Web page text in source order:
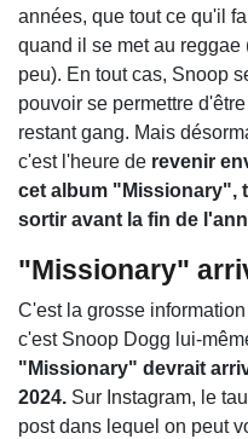
années, que tout ce qu'il
quand il se met au reggae
peu). En tout cas, Snoop
pouvoir se permettre
restant gang. Mais
c'est l'heure de revenir
cet album "Missionary",
sortir avant la fin de
"Missionary"
C'est la grosse
c'est Snoop Dogg lui-
"Missionary" devrait
2024. Sur Instagram, le
post dans lequel on peut